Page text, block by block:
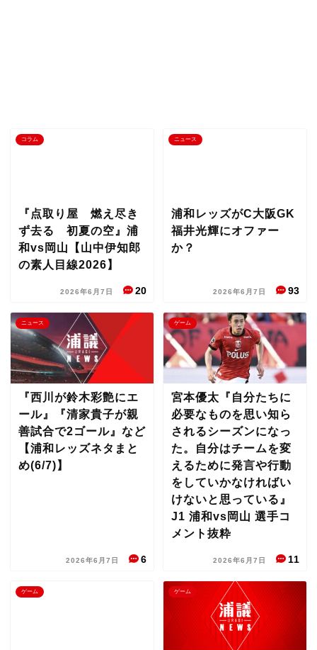
コラム
『点取り屋 燃え尽き
ず去る 初夏の空』浦
和vs岡山【山中伊知郎
の素人目線2026】
2026年6月7日 20
ニュース
浦和レッズがC大阪GK
福井光輝にオファー
か？
2026年6月7日 93
ニュース
『西川が鈴木彩艶にエ
ール』『清家貴子が親
善試合で2ゴール』など
【浦和レッズネタまと
め(6/7)】
2026年6月7日 6
ゲーム
宮本優太『自分たちに
必要なものを思い知ら
されるシーズンになっ
た。自分はチームを変
えるために発言や行動
をしていかなければい
けないと思っている』
J1 浦和vs岡山 選手コ
メント抜粋
2026年6月7日 11
ゲーム ゲーム